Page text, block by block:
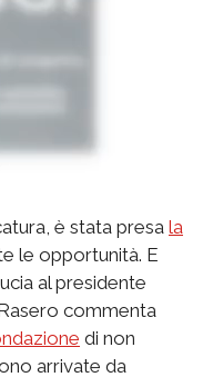
è stata presa la
le opportunità. E
al presidente
commenta
di non
arrivate da